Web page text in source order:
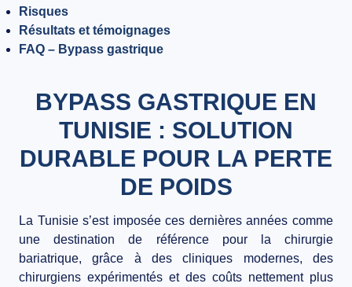
Risques
Résultats et témoignages
FAQ – Bypass gastrique
BYPASS GASTRIQUE EN
TUNISIE : SOLUTION
DURABLE POUR LA PERTE
DE POIDS
La Tunisie s’est imposée ces dernières années comme
une destination de référence pour la chirurgie
bariatrique, grâce à des cliniques modernes, des
chirurgiens expérimentés et des coûts nettement plus